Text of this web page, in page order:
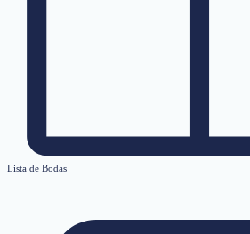
Lista de Bodas